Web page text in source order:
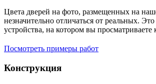
Цвета дверей на фото, размещенных на
незначительно отличаться от реальных. Это
устройства, на котором вы просматриваете
Посмотреть примеры работ
Конструкция